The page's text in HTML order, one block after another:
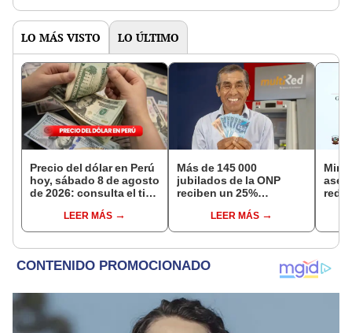
LO MÁS VISTO LO ÚLTIMO
Precio del dólar en Perú
hoy, sábado 8 de agosto
de 2026: consulta el tipo
casas de cambio y
plataformas digitales
LEER MÁS
Más de 145 000
jubilados de la ONP
reciben un 25%
en agostoLEER MÁS